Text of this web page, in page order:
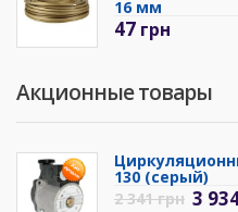
16 мм
47 грн
Акционные товары
130 (серый)
2 341грн 3